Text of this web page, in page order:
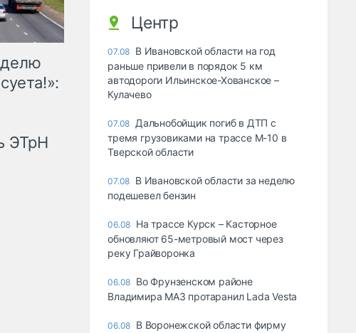
ЭТрН
Центр
07.08 В Ивановской области на год
раньше привели в порядок 5 км
автодороги Ильинское-Хованское –
Кулачево
07.08 Дальнобойщик погиб в ДТП с
тремя грузовиками на трассе М-10 в
Тверской области
07.08 В Ивановской области за неделю
подешевел бензин
06.08 На трассе Курск – Касторное
обновляют 65-метровый мост через
реку Грайворонка
06.08 Во Фрунзенском районе
Владимира МАЗ протаранил Lada Vesta
06.08 В Воронежской области фирму